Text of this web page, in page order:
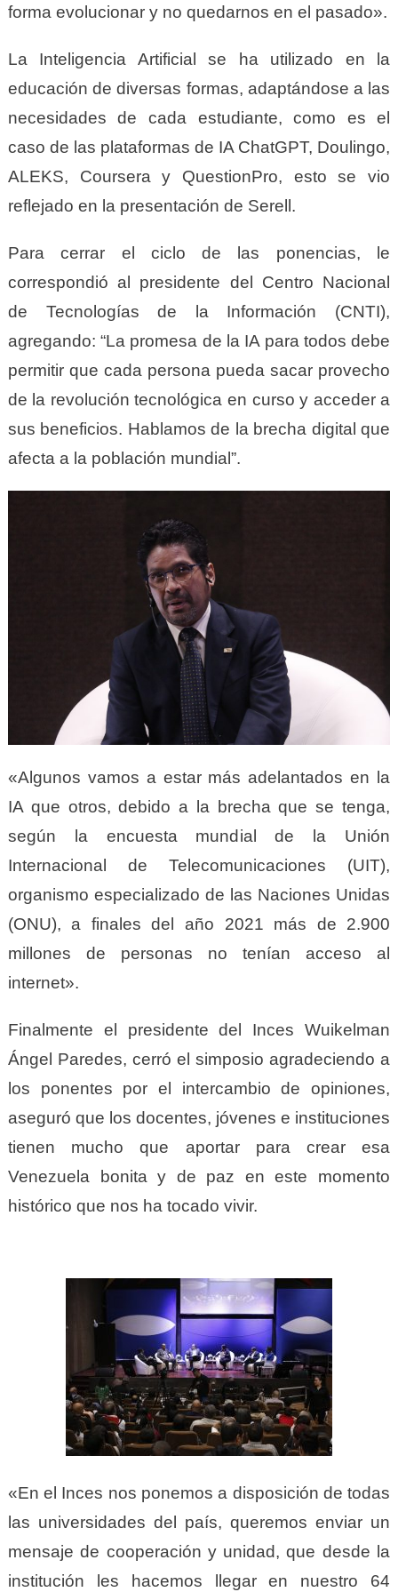
forma evolucionar y no quedarnos en el pasado».
La Inteligencia Artificial se ha utilizado en la
educación de diversas formas, adaptándose a las
necesidades de cada estudiante, como es el
caso de las plataformas de IA ChatGPT, Doulingo,
ALEKS, Coursera y QuestionPro, esto se vio
reflejado en la presentación de Serell.
Para cerrar el ciclo de las ponencias, le
correspondió al presidente del Centro Nacional
de Tecnologías de la Información (CNTI),
agregando: “La promesa de la IA para todos debe
permitir que cada persona pueda sacar provecho
de la revolución tecnológica en curso y acceder a
sus beneficios. Hablamos de la brecha digital que
afecta a la población mundial”.
«Algunos vamos a estar más adelantados en la
IA que otros, debido a la brecha que se tenga,
según la encuesta mundial de la Unión
Internacional de Telecomunicaciones (UIT),
organismo especializado de las Naciones Unidas
(ONU), a finales del año 2021 más de 2.900
millones de personas no tenían acceso al
internet».
Finalmente el presidente del Inces Wuikelman
Ángel Paredes, cerró el simposio agradeciendo a
los ponentes por el intercambio de opiniones,
aseguró que los docentes, jóvenes e instituciones
tienen mucho que aportar para crear esa
Venezuela bonita y de paz en este momento
histórico que nos ha tocado vivir.
«En el Inces nos ponemos a disposición de todas
las universidades del país, queremos enviar un
mensaje de cooperación y unidad, que desde la
institución les hacemos llegar en nuestro 64